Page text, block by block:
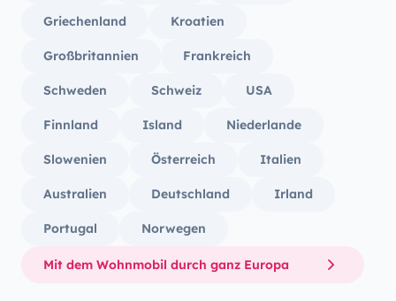
Griechenland Kroatien
Großbritannien Frankreich
Schweden Schweiz USA
Finnland Island Niederlande
Slowenien Österreich Italien
Australien Deutschland Irland
Portugal Norwegen
Mit dem Wohnmobil durch ganz Europa